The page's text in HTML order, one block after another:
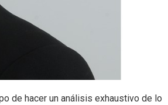
de hacer un análisis exhaustivo de lo